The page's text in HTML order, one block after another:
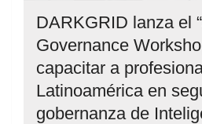
DARKGRID lanza el
Governance
capacitar a
Latinoamérica en
gobernanza de